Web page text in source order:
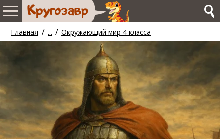
Главная / ... / Окружающий мир 4 класса